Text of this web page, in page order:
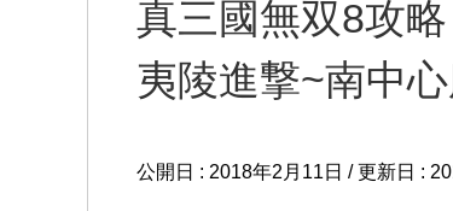
真三國無双8攻
夷陵進撃~南中
公開日 : 2018年2月11日 / 更新日 :